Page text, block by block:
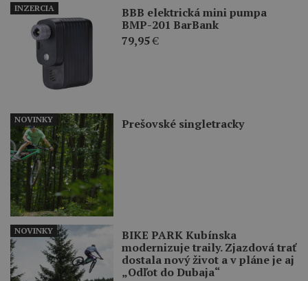
BBB elektrická mini pumpa
BMP-201 BarBank
79,95€
INZERCIA
Prešovské singletracky
NOVINKY
BIKE PARK Kubínska
modernizuje traily. Zjazdová trať
dostala nový život a v pláne je aj
„Odľot do Dubaja“
NOVINKY